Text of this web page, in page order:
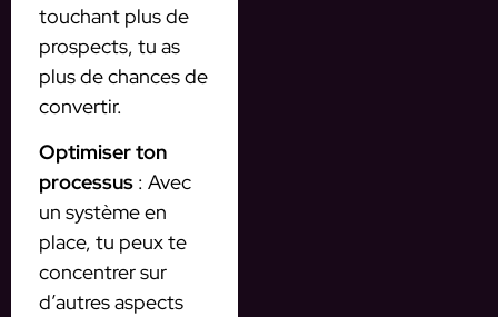
touchant plus de
prospects, tu as
plus de chances de
convertir.
Optimiser ton
processus : Avec
un système en
place, tu peux te
concentrer sur
d’autres aspects